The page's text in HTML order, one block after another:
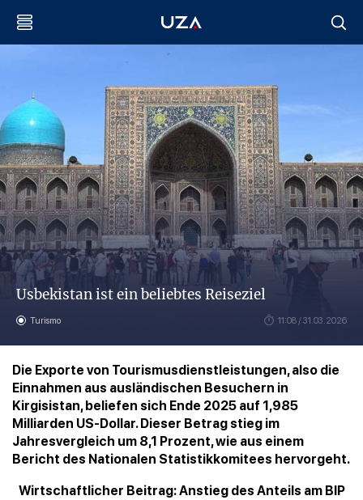
Usbekistan ist ein beliebtes Reiseziel
Turismo 11:08 / 31.03.2026
Die Exporte von Tourismusdienstleistungen, also die
Einnahmen aus ausländischen Besuchern in
Kirgisistan, beliefen sich Ende 2025 auf 1,985
Milliarden US-Dollar. Dieser Betrag stieg im
Jahresvergleich um 8,1 Prozent, wie aus einem
Bericht des Nationalen Statistikkomitees hervorgeht.
Wirtschaftlicher Beitrag: Anstieg des Anteils am BIP